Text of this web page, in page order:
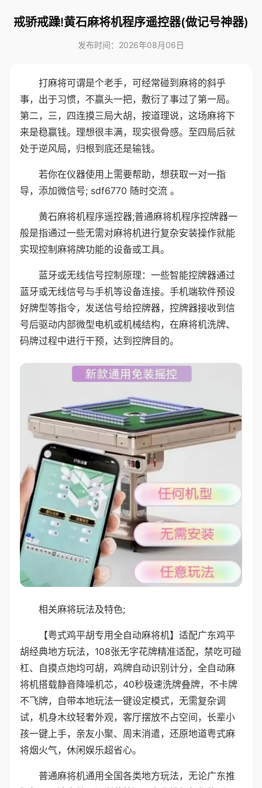
戒骄戒躁!黄石麻将机程序遥控器(做记号神器)
发布时间：2026年08月06日
打麻将可谓是个老手，可经常碰到麻将的斜乎
事，出于习惯，不赢头一把，敷衍了事过了第一局。
第二，三，四连摸三局大胡，按道理说，这场麻将下
来是稳赢钱。理想很丰满，现实很骨感。至四局后就
处于逆风局，归根到底还是输钱。
若你在仪器使用上需要帮助，想获取一对一指
导，添加微信号; sdf6770 随时交流 。
黄石麻将机程序遥控器;普通麻将机程序控牌器一
般是指通过一些无需对麻将机进行复杂安装操作就能
实现控制麻将牌功能的设备或工具。
蓝牙或无线信号控制原理：一些智能控牌器通过
蓝牙或无线信号与手机等设备连接。手机端软件预设
好牌型等指令，发送信号给控牌器，控牌器接收到信
号后驱动内部微型电机或机械结构，在麻将机洗牌、
码牌过程中进行干预，达到控牌目的。
相关麻将玩法及特色;
【粤式鸡平胡专用全自动麻将机】适配广东鸡平
胡经典地方玩法，108张无字花牌精准适配，禁吃可碰
杠、自摸点炮均可胡，鸡牌自动识别计分，全自动麻
将机搭载静音降噪机芯，40秒极速洗牌叠牌，不卡牌
不飞牌，自带本地玩法一键设定模式，无需复杂调
试，机身木纹轻奢外观，客厅摆放不占空间，长辈小
孩一键上手，亲友小聚、周末消遣，还原地道粤式麻
将烟火气，休闲娱乐超省心。
普通麻将机通用全国各类地方玩法，无论广东推